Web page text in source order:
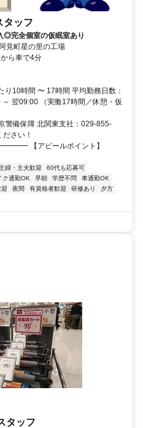
タッフ
◎完全個室の仮眠室あり
見町星の里の工場
ら車で4分
10時間 〜 17時間 平均勤務日数：
翌09:00 （実働17時間／休憩・仮
警備保障 北関東支社：029-855-
さい！
アピールポイント】
主婦・主夫歓迎
60代も応募可
ク通勤OK 早朝 学歴不問
車通勤OK
夜間 有資格者歓迎 研修あり
夕方
タッフ